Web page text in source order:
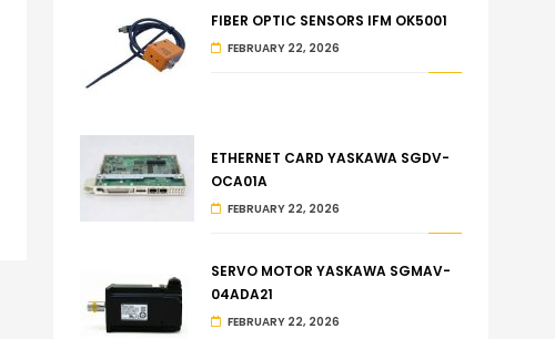
FIBER OPTIC SENSORS IFM OK5001
FEBRUARY 22, 2026
ETHERNET CARD YASKAWA SGDV-
OCA01A
FEBRUARY 22, 2026
SERVO MOTOR YASKAWA SGMAV-
04ADA21
FEBRUARY 22, 2026